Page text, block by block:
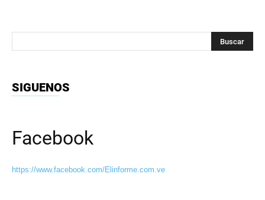
SIGUENOS
Facebook
https://www.facebook.com/Elinforme.com.ve